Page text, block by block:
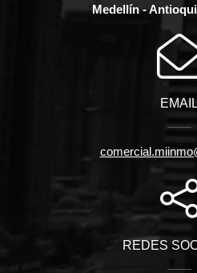
Medellín -
EMAIL
REDES